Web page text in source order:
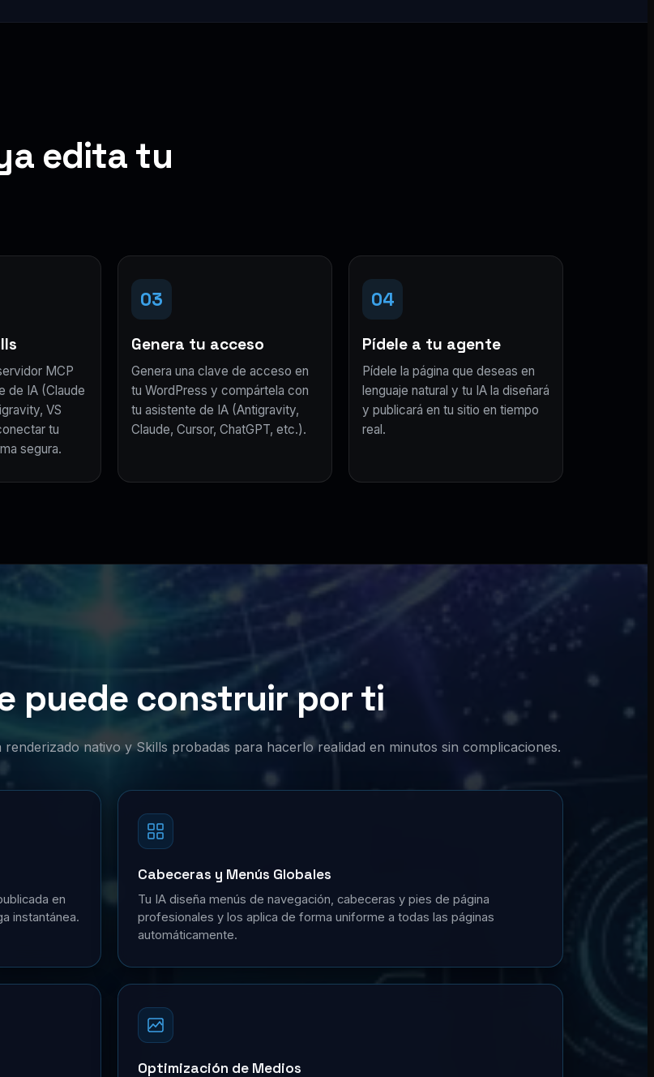
edita tu
MCP
de IA (Claude
VS
tu
segura.
03
Genera tu acceso
Genera una clave de acceso en
tu WordPress y compártela con
tu asistente de IA (Antigravity,
Claude, Cursor, ChatGPT, etc.).
04
Pídele a tu agente
Pídele la página que deseas en
lenguaje natural y tu IA la diseñará
y publicará en tu sitio en tiempo
real.
puede construir por ti
nativo y Skills probadas para hacerlo realidad en minutos sin complicaciones.
en
instantánea.
Cabeceras y Menús Globales
Tu IA diseña menús de navegación, cabeceras y pies de página
profesionales y los aplica de forma uniforme a todas las páginas
automáticamente.
Optimización de Medios